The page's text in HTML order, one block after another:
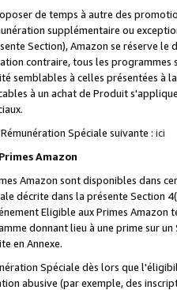
de temps à autre des
supplémentaire ou
Section), Amazon se réserve
contraire, tous les
semblables à celles présentées à
à un achat de Produit
Spéciale suivante : ici
Amazon
Amazon sont disponibles dans
décrite dans la présente Section
Eligible aux Primes Amazon
donnant lieu à une prime sur
en Annexe.
Spéciale dès lors que
abusive (par exemple, des